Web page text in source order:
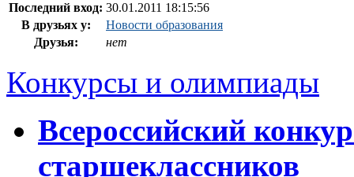
Последний вход: 30.01.2011 18:15:56
В друзьях у:
Новости образования
Друзья:
нет
Конкурсы и олимпиады
Всероссийский
старшеклассников